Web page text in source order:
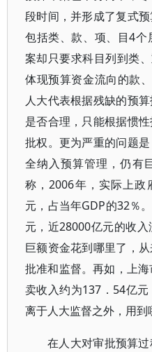
段时间，并形成了复式
包括类、款、项、目4
案却只要求科目列到类
体现预算资金流向的款
人大代表根据残缺的预
是否合理，只能根据惯
批权。更为严重的问题
全纳入预算管理，仍有
称，2006年，实际上政
元，占当年GDP的32％
元，近28000亿元的收
巨额资金花到哪里了，从
批准和监督。再如，上
卖收入约为137．54亿
离于人大监督之外，用
在人大对审批预算